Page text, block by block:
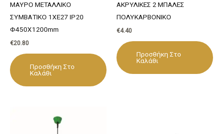
ΜΑΥΡΟ ΜΕΤΑΛΛΙΚΟ
ΣΥΜΒΑΤΙΚΟ 1ΧΕ27 IP20
Φ450Χ1200mm
€20.80
Προσθήκη Στο
Καλάθι
ΑΚΡΥΛΙΚΕΣ 2 ΜΠΑΛΕΣ
ΠΟΛΥΚΑΡΒΟΝΙΚΟ
€4.40
Προσθήκη Στο
Καλάθι